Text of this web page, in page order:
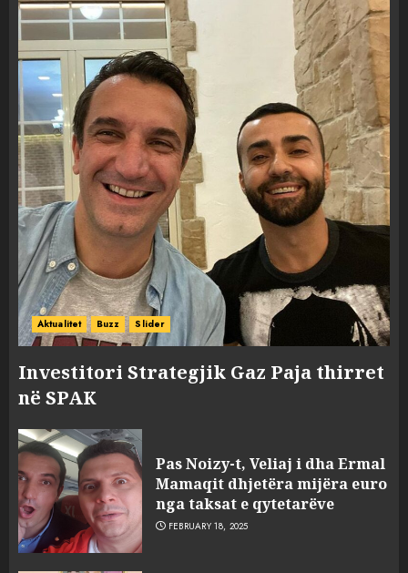
Aktualitet Buzz Slider
Investitori Strategjik Gaz Paja thirret
në SPAK
Pas Noizy-t, Veliaj i dha Ermal
Mamaqit dhjetëra mijëra euro
nga taksat e qytetarëve
FEBRUARY 18, 2025